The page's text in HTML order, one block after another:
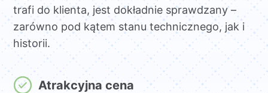
trafi do klienta, jest dokładnie sprawdzany –
zarówno pod kątem stanu technicznego, jak i
historii.
Atrakcyjna cena